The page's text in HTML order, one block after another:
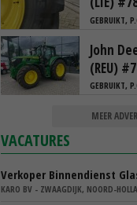
GEBRUIKT,
John
(REU)
GEBRUIKT,
MEER
VACATURES
Verkoper Binnendienst
KARO BV - ZWAAGDIJK, NOORD-